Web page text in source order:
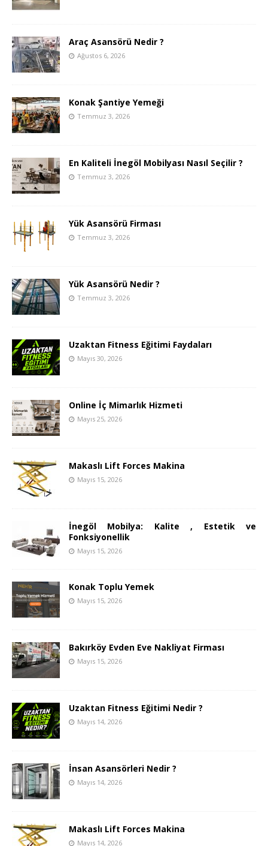
Araç Asansörü Nedir ?
Ağustos 6, 2026
Konak Şantiye Yemeği
Temmuz 3, 2026
En Kaliteli İnegöl Mobilyası Nasıl Seçilir ?
Temmuz 3, 2026
Yük Asansörü Firması
Temmuz 3, 2026
Yük Asansörü Nedir ?
Temmuz 3, 2026
Uzaktan Fitness Eğitimi Faydaları
Mayıs 30, 2026
Online İç Mimarlık Hizmeti
Mayıs 25, 2026
Makaslı Lift Forces Makina
Mayıs 15, 2026
İnegöl Mobilya: Kalite , Estetik ve
Fonksiyonellik
Mayıs 15, 2026
Konak Toplu Yemek
Mayıs 15, 2026
Bakırköy Evden Eve Nakliyat Firması
Mayıs 15, 2026
Uzaktan Fitness Eğitimi Nedir ?
Mayıs 14, 2026
İnsan Asansörleri Nedir ?
Mayıs 14, 2026
Makaslı Lift Forces Makina
Mayıs 14, 2026